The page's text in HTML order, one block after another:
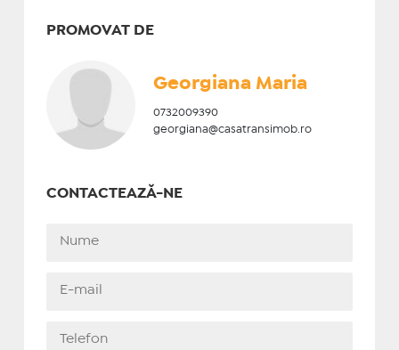
PROMOVAT DE
Georgiana Maria
0732009390
georgiana@casatransimob.ro
CONTACTEAZĂ-NE